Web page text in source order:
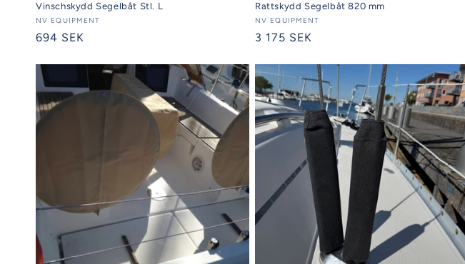
Vinschskydd Segelbåt Stl. L
Säljare:
NV EQUIPMENT
Ordinarie
694 SEK
Rattskydd Segelbåt 820 mm
Säljare:
NV EQUIPMENT
Ordinarie
3 175 SEK